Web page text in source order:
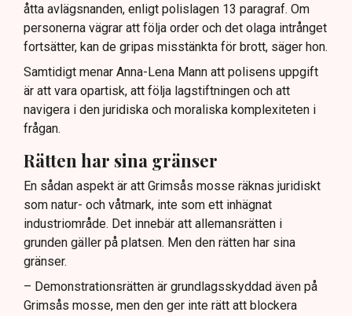
åtta avlägsnanden, enligt polislagen 13 paragraf. Om
personerna vägrar att följa order och det olaga intrånget
fortsätter, kan de gripas misstänkta för brott, säger hon.
Samtidigt menar Anna-Lena Mann att polisens uppgift
är att vara opartisk, att följa lagstiftningen och att
navigera i den juridiska och moraliska komplexiteten i
frågan.
Rätten har sina gränser
En sådan aspekt är att Grimsås mosse räknas juridiskt
som natur- och våtmark, inte som ett inhägnat
industriområde. Det innebär att allemansrätten i
grunden gäller på platsen. Men den rätten har sina
gränser.
– Demonstrationsrätten är grundlagsskyddad även på
Grimsås mosse, men den ger inte rätt att blockera